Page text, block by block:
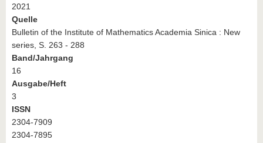
2021
Quelle
Bulletin of the Institute of Mathematics Academia Sinica : New
series, S. 263 - 288
Band/Jahrgang
16
Ausgabe/Heft
3
ISSN
2304-7909
2304-7895